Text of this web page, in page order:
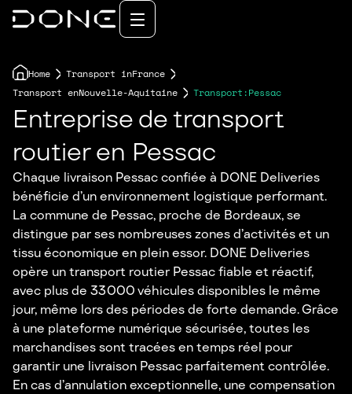
Home Transport inFrance
Transport enNouvelle-Aquitaine Transport:Pessac
Entreprise de transport
routier en Pessac
Chaque livraison Pessac confiée à DONE Deliveries
bénéficie d’un environnement logistique performant.
La commune de Pessac, proche de Bordeaux, se
distingue par ses nombreuses zones d’activités et un
tissu économique en plein essor. DONE Deliveries
opère un transport routier Pessac fiable et réactif,
avec plus de 33 000 véhicules disponibles le même
jour, même lors des périodes de forte demande. Grâce
à une plateforme numérique sécurisée, toutes les
marchandises sont tracées en temps réel pour
garantir une livraison Pessac parfaitement contrôlée.
En cas d’annulation exceptionnelle, une compensation